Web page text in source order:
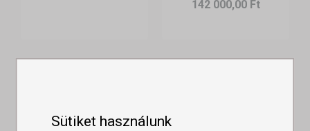
142 000,00 Ft
Sütiket használunk